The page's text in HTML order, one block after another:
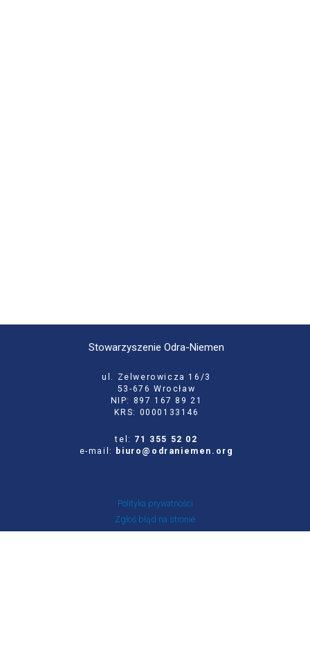
Stowarzyszenie Odra-Niemen
ul. Zelwerowicza 16/3
53-676 Wrocław
NIP: 897 167 89 21
KRS: 0000133146
tel: 71 355 52 02
e-mail:
biuro@odraniemen.org
Polityka prywatności
Zgłoś błąd na stronie